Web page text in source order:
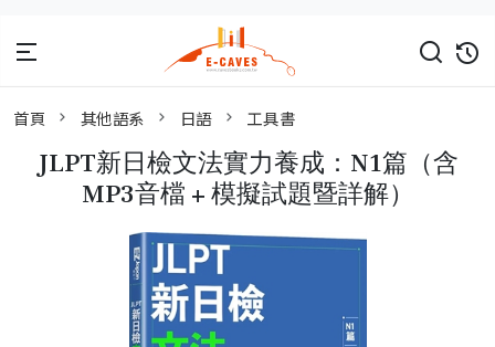
首頁 其他語系 日語 工具書
JLPT新日檢文法實力養成：N1篇（含
MP3音檔 + 模擬試題暨詳解）